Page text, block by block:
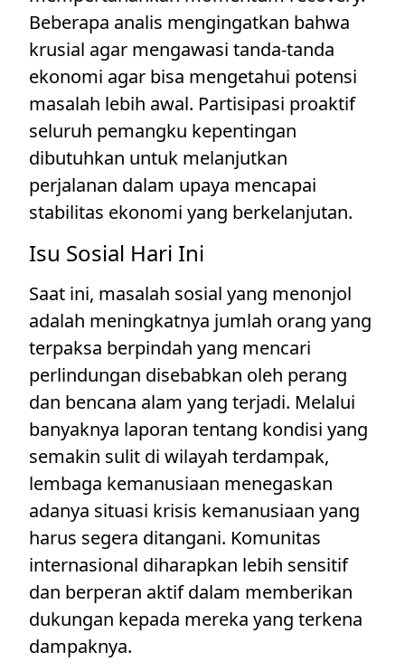
Beberapa analis mengingatkan bahwa
krusial agar mengawasi tanda-tanda
ekonomi agar bisa mengetahui potensi
masalah lebih awal. Partisipasi proaktif
seluruh pemangku kepentingan
dibutuhkan untuk melanjutkan
perjalanan dalam upaya mencapai
stabilitas ekonomi yang berkelanjutan.
Isu Sosial Hari Ini
Saat ini, masalah sosial yang menonjol
adalah meningkatnya jumlah orang yang
terpaksa berpindah yang mencari
perlindungan disebabkan oleh perang
dan bencana alam yang terjadi. Melalui
banyaknya laporan tentang kondisi yang
semakin sulit di wilayah terdampak,
lembaga kemanusiaan menegaskan
adanya situasi krisis kemanusiaan yang
harus segera ditangani. Komunitas
internasional diharapkan lebih sensitif
dan berperan aktif dalam memberikan
dukungan kepada mereka yang terkena
dampaknya.